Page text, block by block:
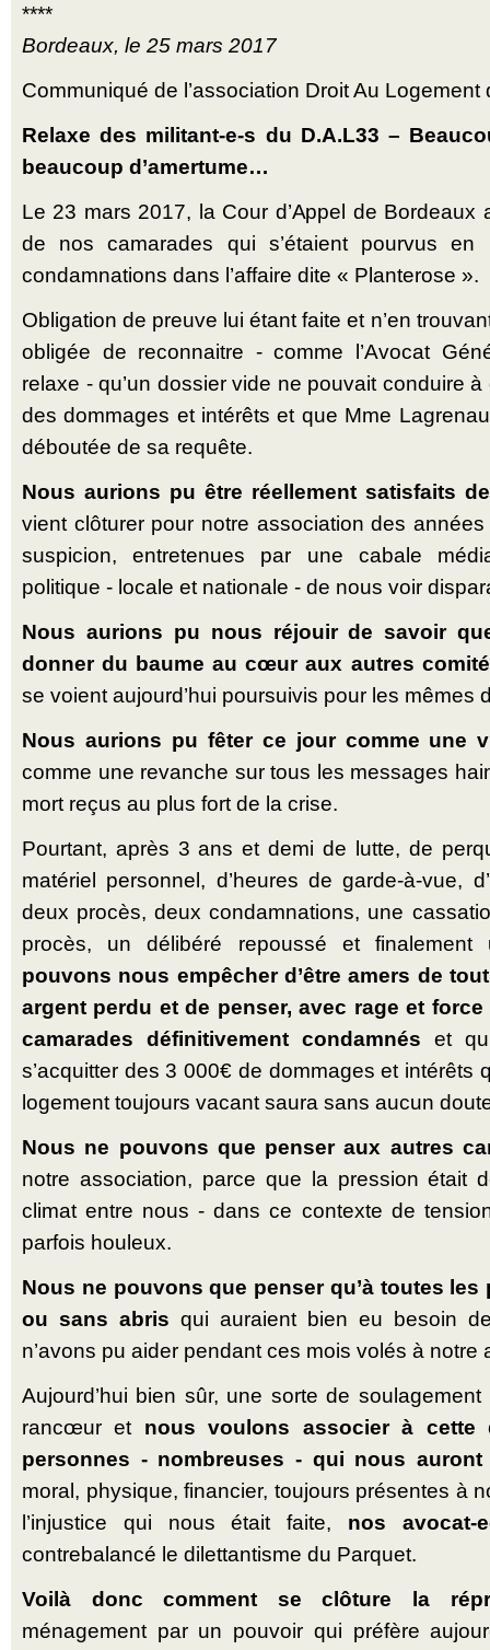
****
Bordeaux, le 25 mars 2017
Communiqué de l’association Droit Au
Relaxe des militant-e-s du D.A.L33 –
beaucoup d’amertume…
Le 23 mars 2017, la Cour d’Appel de Bordeaux
de nos camarades qui s’étaient pourvus en
condamnations dans l’affaire dite « Planterose ».
Obligation de preuve lui étant faite et n’en
obligée de reconnaitre - comme l’Avocat
relaxe - qu’un dossier vide ne pouvait conduire
des dommages et intérêts et que Mme
déboutée de sa requête.
Nous aurions pu être réellement satisfaits
vient clôturer pour notre association des
suspicion, entretenues par une cabale
politique - locale et nationale - de nous voir
Nous aurions pu nous réjouir de savoir
donner du baume au cœur aux autres
se voient aujourd’hui poursuivis pour les mêmes
Nous aurions pu fêter ce jour comme une
comme une revanche sur tous les messages
mort reçus au plus fort de la crise.
Pourtant, après 3 ans et demi de lutte, de
matériel personnel, d’heures de garde-à-vue,
deux procès, deux condamnations, une
procès, un délibéré repoussé et
pouvons nous empêcher d’être amers de
argent perdu et de penser, avec rage et
camarades définitivement condamnés et
s’acquitter des 3 000€ de dommages et intérêts
logement toujours vacant saura sans aucun
Nous ne pouvons que penser aux autres
notre association, parce que la pression était
climat entre nous - dans ce contexte de
parfois houleux.
Nous ne pouvons que penser qu’à toutes
ou sans abris qui auraient bien eu besoin
n’avons pu aider pendant ces mois volés à notre
Aujourd’hui bien sûr, une sorte de
rancœur et nous voulons associer à cette
personnes - nombreuses - qui nous
moral, physique, financier, toujours présentes à
l’injustice qui nous était faite, nos avocat-
contrebalancé le dilettantisme du Parquet.
Voilà donc comment se clôture la
ménagement par un pouvoir qui préfère